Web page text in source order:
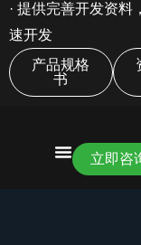
· 提供完善开发资料
速开发
产品规格
书
立即咨